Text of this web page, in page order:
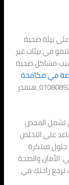
بيئة صحية
في بيئات غير
مشاكل صحية
في مكافحة
. من خلال التواصل معانا على الرقم 01080892037، هنقدر
تشمل الفحص
على التخلص
حلول مبتكرة
الأمان والصحة
ترجع راحتك في